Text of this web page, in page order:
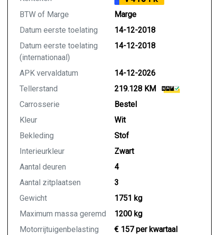
BTW of Marge
Marge
Datum eerste toelating
14-12-2018
Datum eerste toelating
(internationaal)
14-12-2018
APK vervaldatum
14-12-2026
Tellerstand
219.128 KM
Carrosserie
Bestel
Kleur
Wit
Bekleding
Stof
Interieurkleur
Zwart
Aantal deuren
4
Aantal zitplaatsen
3
Gewicht
1751 kg
Maximum massa geremd
1200 kg
Motorrijtuigenbelasting
€ 157 per kwartaal